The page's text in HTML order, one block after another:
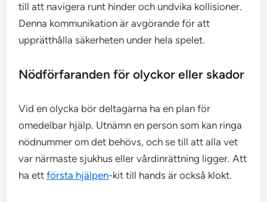
till att navigera runt hinder och undvika kollisioner.
Denna kommunikation är avgörande för att
upprätthålla säkerheten under hela spelet.
Nödförfaranden för olyckor eller skador
Vid en olycka bör deltagarna ha en plan för
omedelbar hjälp. Utnämn en person som kan ringa
nödnummer om det behövs, och se till att alla vet
var närmaste sjukhus eller vårdinrättning ligger. Att
ha ettförsta hjälpen-kit till hands är också klokt.